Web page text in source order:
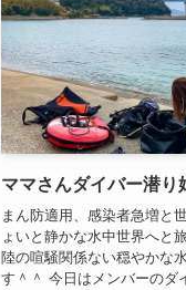
ママさんダイバー潜り
まん防適用、感染者急増と
ょいと静かな水中世界へと
陸の喧騒関係ない穏やかな
す＾＾ 今日はメンバーのダ